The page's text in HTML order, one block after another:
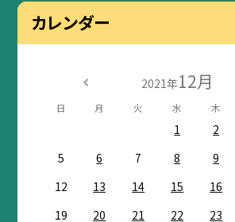
カレンダー
2021年12月
日 月 火 水 木
1 2
5
6 7 8 9
12
13 14 15 16
19
20 21 22 23